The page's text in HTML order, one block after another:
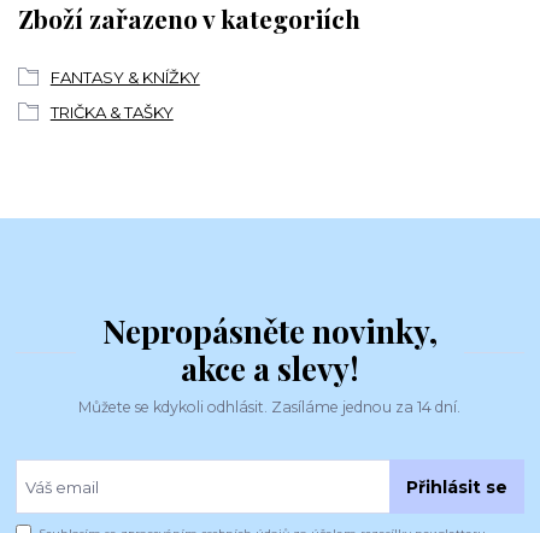
Zboží zařazeno v kategoriích
FANTASY & KNÍŽKY
TRIČKA & TAŠKY
Nepropásněte novinky,
akce a slevy!
Můžete se kdykoli odhlásit. Zasíláme jednou za 14 dní.
Přihlásit se